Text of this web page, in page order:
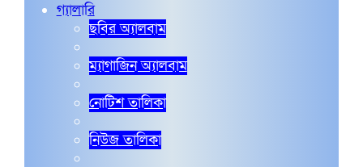
গ্যালারি
ছবির অ্যালবাম
ম্যাগাজিন অ্যালবাম
নোটিশ তালিকা
নিউজ তালিকা